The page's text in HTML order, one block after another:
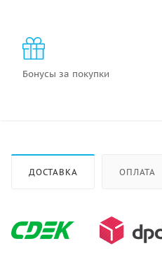
Бонусы за покупки
ДОСТАВКА ОПЛАТА